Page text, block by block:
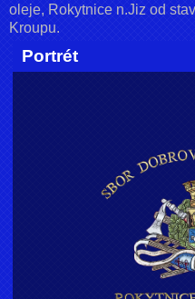
oleje, Rokytnice n.Jiz od
Kroupu.
Portrét